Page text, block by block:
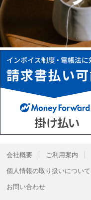
会社概要 ご利用案内
個人情報の取り扱いについて
お問い合わせ